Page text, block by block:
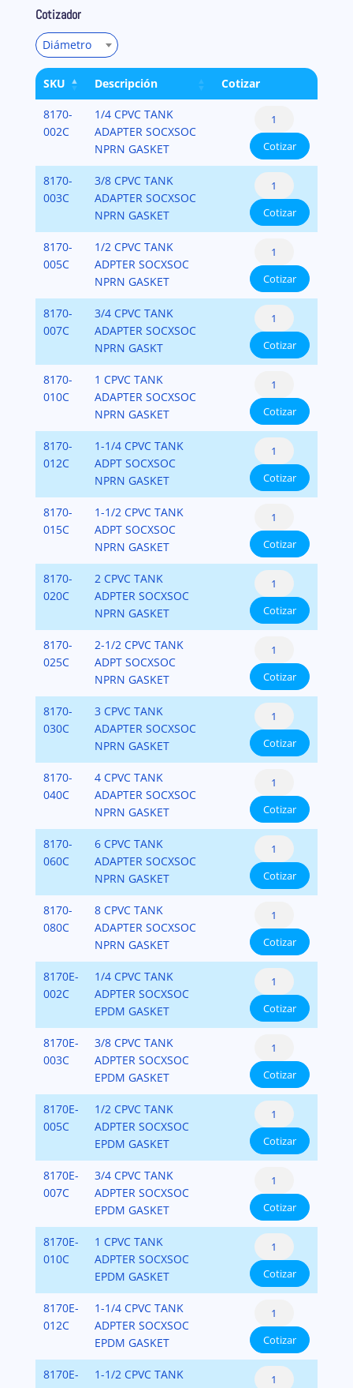
Cotizador
Diámetro
SKU Descripción Cotizar
8170-
002C
1/4 CPVC TANK
ADAPTER SOCXSOC
NPRN GASKET
Tank
Adapters
CPVC
SCH.80
cantidad
Cotizar
8170-
003C
3/8 CPVC TANK
ADAPTER SOCXSOC
NPRN GASKET
Tank
Adapters
CPVC
SCH.80
cantidad
Cotizar
8170-
005C
1/2 CPVC TANK
ADPTER SOCXSOC
NPRN GASKET
Tank
Adapters
CPVC
SCH.80
cantidad
Cotizar
8170-
007C
3/4 CPVC TANK
ADAPTER SOCXSOC
NPRN GASKT
Tank
Adapters
CPVC
SCH.80
cantidad
Cotizar
8170-
010C
1 CPVC TANK
ADAPTER SOCXSOC
NPRN GASKET
Tank
Adapters
CPVC
SCH.80
cantidad
Cotizar
8170-
012C
1-1/4 CPVC TANK
ADPT SOCXSOC
NPRN GASKET
Tank
Adapters
CPVC
SCH.80
cantidad
Cotizar
8170-
015C
1-1/2 CPVC TANK
ADPT SOCXSOC
NPRN GASKET
Tank
Adapters
CPVC
SCH.80
cantidad
Cotizar
8170-
020C
2 CPVC TANK
ADPTER SOCXSOC
NPRN GASKET
Tank
Adapters
CPVC
SCH.80
cantidad
Cotizar
8170-
025C
2-1/2 CPVC TANK
ADPT SOCXSOC
NPRN GASKET
Tank
Adapters
CPVC
SCH.80
cantidad
Cotizar
8170-
030C
3 CPVC TANK
ADAPTER SOCXSOC
NPRN GASKET
Tank
Adapters
CPVC
SCH.80
cantidad
Cotizar
8170-
040C
4 CPVC TANK
ADAPTER SOCXSOC
NPRN GASKET
Tank
Adapters
CPVC
SCH.80
cantidad
Cotizar
8170-
060C
6 CPVC TANK
ADAPTER SOCXSOC
NPRN GASKET
Tank
Adapters
CPVC
SCH.80
cantidad
Cotizar
8170-
080C
8 CPVC TANK
ADAPTER SOCXSOC
NPRN GASKET
Tank
Adapters
CPVC
SCH.80
cantidad
Cotizar
8170E-
002C
1/4 CPVC TANK
ADPTER SOCXSOC
EPDM GASKET
Tank
Adapters
CPVC
SCH.80
cantidad
Cotizar
8170E-
003C
3/8 CPVC TANK
ADPTER SOCXSOC
EPDM GASKET
Tank
Adapters
CPVC
SCH.80
cantidad
Cotizar
8170E-
005C
1/2 CPVC TANK
ADPTER SOCXSOC
EPDM GASKET
Tank
Adapters
CPVC
SCH.80
cantidad
Cotizar
8170E-
007C
3/4 CPVC TANK
ADPTER SOCXSOC
EPDM GASKET
Tank
Adapters
CPVC
SCH.80
cantidad
Cotizar
8170E-
010C
1 CPVC TANK
ADPTER SOCXSOC
EPDM GASKET
Tank
Adapters
CPVC
SCH.80
cantidad
Cotizar
8170E-
012C
1-1/4 CPVC TANK
ADPTER SOCXSOC
EPDM GASKET
Tank
Adapters
CPVC
SCH.80
cantidad
Cotizar
8170E-
1-1/2 CPVC TANK
Tank